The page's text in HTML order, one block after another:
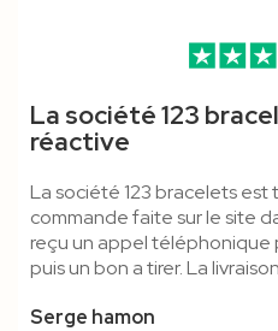
Détachable - Polyester
Détachable & Anti-
Polyester
Étouffement - Cordon
La société 123
réactive
La société 123 bracelets est
commande faite sur le site
reçu un appel téléphonique
puis un bon a tirer. La
Serge hamon